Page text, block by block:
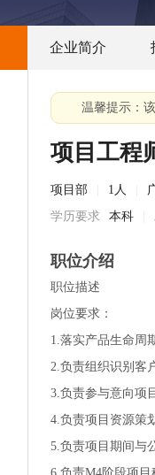
企业简介
温馨提示：
项目工程
项目部 1人
学历要求
本科
职位介绍
职位描述
岗位要求：
1.落实产品生命周
2.负责组织识别客
3.负责参与意向项
4.负责项目资源策
5.负责项目期间与